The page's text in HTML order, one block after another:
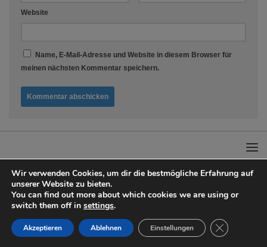
Website
Name, E-Mail-Adresse und Website in diesem Browser für
meinen nächsten Kommentar speichern.
Adanto Küchengadges & Rezeptideen © 2026. Alle Rechte vorbehalten.
Präsentiert von - Entworfen mit dem
Wir verwenden Cookies, um dir die bestmögliche Erfahrung auf
unserer Website zu bieten.
You can find out more about which cookies we are using or
switch them off in settings.
Akzeptieren Ablehnen Einstellungen GDPR